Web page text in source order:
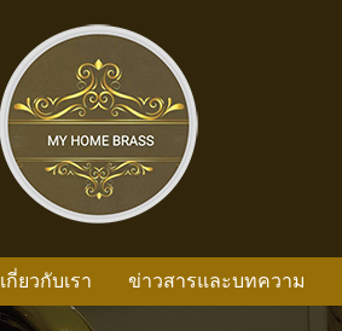
เกี่ยวกับเรา ข่าวสารและบทความ